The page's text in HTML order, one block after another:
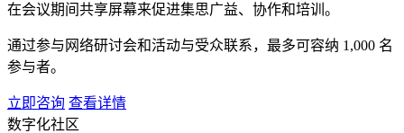
在会议期间共享屏幕来促进集思广益、协作和培训。
通过参与网络研讨会和活动与受众联系，最多可容纳 1,000 名
参与者。
立即咨询 查看详情
数字化社区